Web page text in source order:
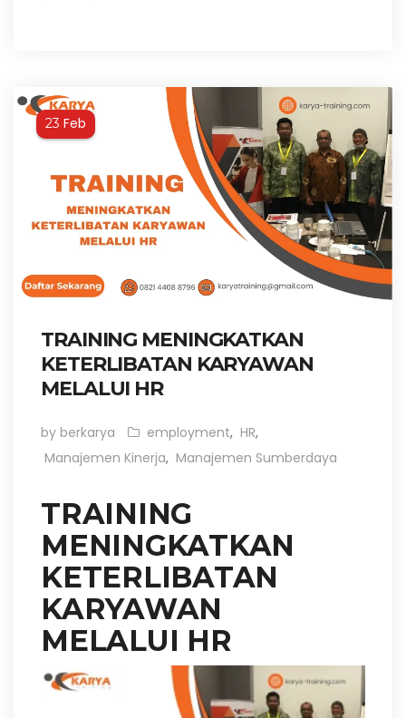
23 Feb
TRAINING MENINGKATKAN
KETERLIBATAN KARYAWAN
MELALUI HR
by berkarya employment, HR,
Manajemen Kinerja, Manajemen Sumberdaya
TRAINING
MENINGKATKAN
KETERLIBATAN
KARYAWAN
MELALUI HR